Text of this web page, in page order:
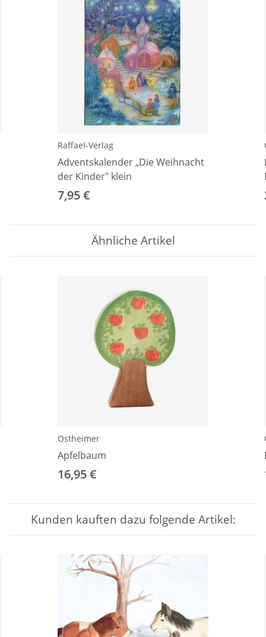
Raffael-Verlag
Adventskalender „Die Weihnacht
der Kinder" klein
7,95 €
Ähnliche Artikel
Ostheimer
Apfelbaum
16,95 €
Kunden kauften dazu folgende Artikel: